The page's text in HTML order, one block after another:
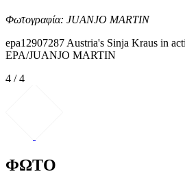
Φωτογραφία: JUANJO MARTIN
epa12907287 Austria's Sinja Kraus in
EPA/JUANJO MARTIN
4 / 4
ΦΩΤΟ